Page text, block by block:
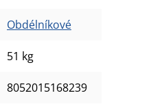
Obdélníkové
51 kg
8052015168239